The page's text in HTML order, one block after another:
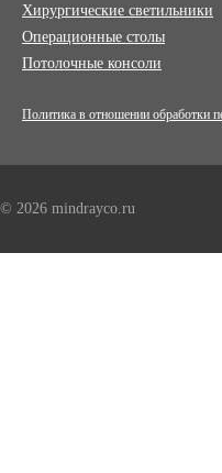
Хирургические светильники
Операционные столы
Потолочные консоли
Политика в отношении обработки
© 2026 mindrayco.ru